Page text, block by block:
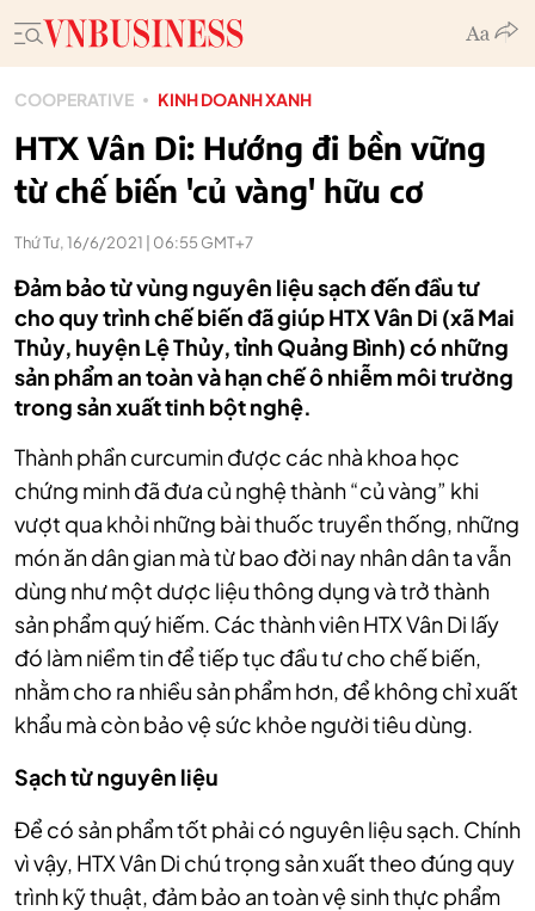
COOPERATIVE KINH DOANH XANH
HTX Vân Di: Hướng đi bền vững
từ chế biến 'củ vàng' hữu cơ
Thứ Tư, 16/6/2021 | 06:55 GMT+7
Đảm bảo từ vùng nguyên liệu sạch đến đầu tư
cho quy trình chế biến đã giúp HTX Vân Di (xã Mai
Thủy, huyện Lệ Thủy, tỉnh Quảng Bình) có những
sản phẩm an toàn và hạn chế ô nhiễm môi trường
trong sản xuất tinh bột nghệ.
Thành phần curcumin được các nhà khoa học
chứng minh đã đưa củ nghệ thành “củ vàng” khi
vượt qua khỏi những bài thuốc truyền thống, những
món ăn dân gian mà từ bao đời nay nhân dân ta vẫn
dùng như một dược liệu thông dụng và trở thành
sản phẩm quý hiếm. Các thành viên HTX Vân Di lấy
đó làm niềm tin để tiếp tục đầu tư cho chế biến,
nhằm cho ra nhiều sản phẩm hơn, để không chỉ xuất
khẩu mà còn bảo vệ sức khỏe người tiêu dùng.
Sạch từ nguyên liệu
Để có sản phẩm tốt phải có nguyên liệu sạch. Chính
vì vậy, HTX Vân Di chú trọng sản xuất theo đúng quy
trình kỹ thuật, đảm bảo an toàn vệ sinh thực phẩm